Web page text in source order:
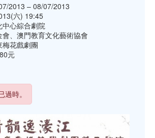
2013 – 08/07/2013
六) 19:45
心綜合劇院
、澳門教育文化藝術協會
花戲劇團
元
時。